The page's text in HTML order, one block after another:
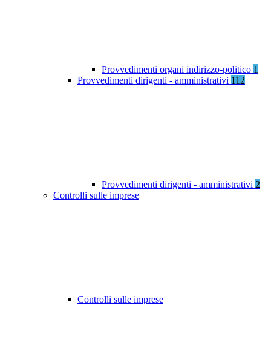
Provvedimenti organi indirizzo-politico 1
Provvedimenti dirigenti - amministrativi 112
Provvedimenti dirigenti - amministrativi 2
Controlli sulle imprese
Controlli sulle imprese